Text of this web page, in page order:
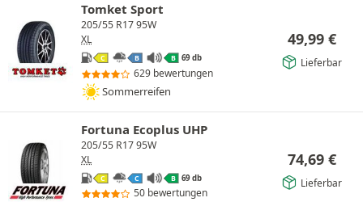
Tomket Sport
205/55 R17 95W
XL
C B B 69 db
629 bewertungen
Sommerreifen
49,99 €
Lieferbar
Fortuna Ecoplus UHP
205/55 R17 95W
XL
C C B 69 db
50 bewertungen
74,69 €
Lieferbar